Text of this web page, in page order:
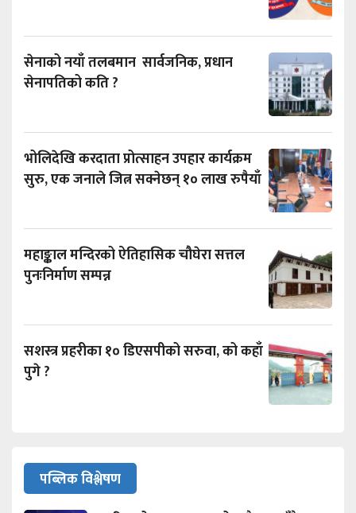
सेनाको नयाँ तलबमान सार्वजनिक, प्रधान
सेनापतिको कति ?
भोलिदेखि करदाता प्रोत्साहन उपहार कार्यक्रम
सुरु, एक जनाले जित्न सक्नेछन् १० लाख रुपैयाँ
महाङ्काल मन्दिरको ऐतिहासिक चौघेरा सत्तल
पुनःनिर्माण सम्पन्न
सशस्त्र प्रहरीका १० डिएसपीको सरुवा, को कहाँ
पुगे ?
पब्लिक विश्लेषण